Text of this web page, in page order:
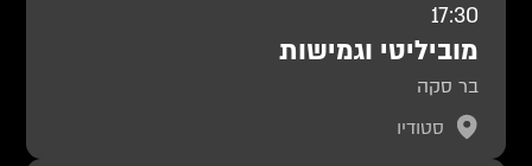
17:30
מוביליטי וגמישות
בר סקה
סטודיו